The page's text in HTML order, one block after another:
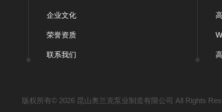
企业文化
荣誉资质
联系我们
版权所有© 2026 昆山奥兰克泵业制造有限公司 All Rights